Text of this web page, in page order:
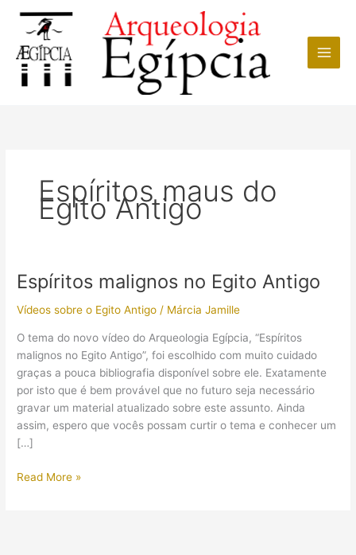
conteúdo
Espíritos maus do
Egito Antigo
Espíritos malignos no Egito Antigo
Vídeos sobre o Egito Antigo / Márcia Jamille
O tema do novo vídeo do Arqueologia Egípcia, “Espíritos
malignos no Egito Antigo”, foi escolhido com muito cuidado
graças a pouca bibliografia disponível sobre ele. Exatamente
por isto que é bem provável que no futuro seja necessário
gravar um material atualizado sobre este assunto. Ainda
assim, espero que vocês possam curtir o tema e conhecer um
[…]
Espíritos
Read More »